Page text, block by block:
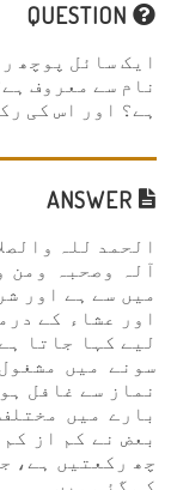
ایک سائل پوچھ
نام سے معروف
ہے؟ اور اس کی
الحمد للہ
آلہ وصحبہ ومن
میں سے ہے اور
اور عشاء کے
لیے کہا جاتا
سونے میں
نماز سے غافل
بارے میں
بعض نے کم از
چھ رکعتیں ہے،
کی گئی ہیں۔